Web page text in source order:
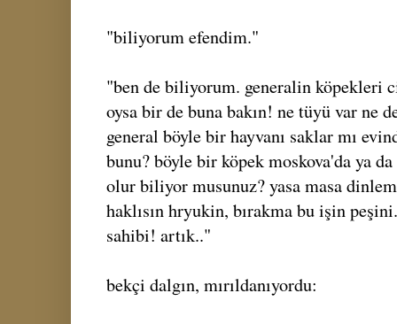
"biliyorum efendim."
"ben de biliyorum. generalin köpekleri
oysa bir de buna bakın! ne tüyü var ne
general böyle bir hayvanı saklar mı
bunu? böyle bir köpek moskova'da ya
olur biliyor musunuz? yasa masa
haklısın hryukin, bırakma bu işin
sahibi! artık.."
bekçi dalgın, mırıldanıyordu: